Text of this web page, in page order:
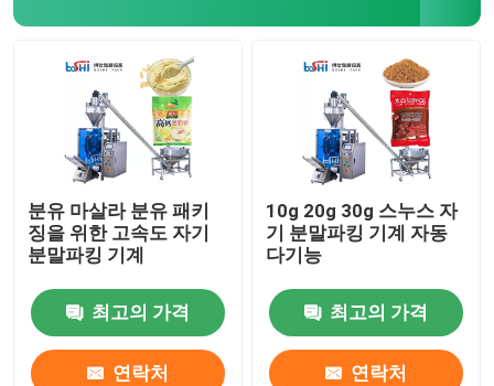
분유 마살라 분유 패키
징을 위한 고속도 자기
분말파킹 기계
최고의 가격
연락처
10g 20g 30g 스누스 자
기 분말파킹 기계 자동
다기능
최고의 가격
연락처